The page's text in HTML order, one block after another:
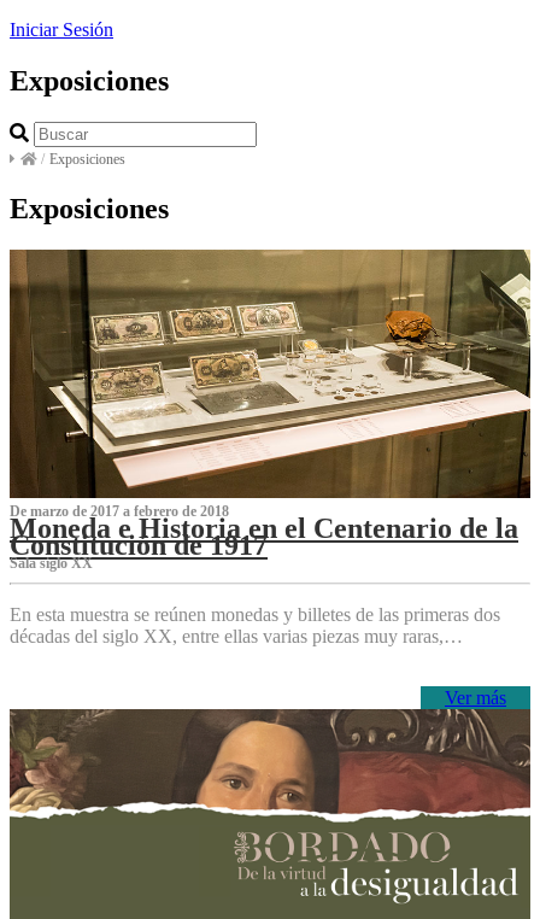
Iniciar Sesión
Exposiciones
/ Exposiciones
Exposiciones
De marzo de 2017 a febrero de 2018
Moneda e Historia en el Centenario de la
Constitución de 1917
Sala siglo XX
En esta muestra se reúnen monedas y billetes de las primeras dos
décadas del siglo XX, entre ellas varias piezas muy raras,…
Ver más